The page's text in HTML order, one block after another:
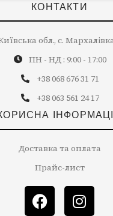
КОНТАКТИ
обл., с.
ПН - НД : 9:00 - 17:00
+38 068 676 31 71
+38 063 561 24 17
Доставка та оплата
Прайс-лист